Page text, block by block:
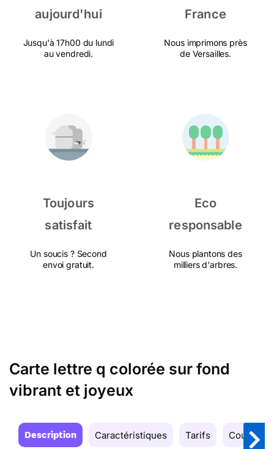
aujourd'hui
Jusqu'à 17h00 du lundi
au vendredi.
France
Nous imprimons près
de Versailles.
Toujours
satisfait
Un soucis ? Second
envoi gratuit.
Eco
responsable
Nous plantons des
milliers d'arbres.
Carte lettre q colorée sur fond
vibrant et joyeux
Description Caractéristiques Tarifs Couleurs